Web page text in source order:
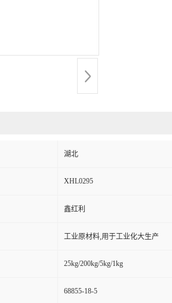
湖北
XHL0295
鑫红利
工业原材料,用于工业化大生产
25kg/200kg/5kg/1kg
68855-18-5